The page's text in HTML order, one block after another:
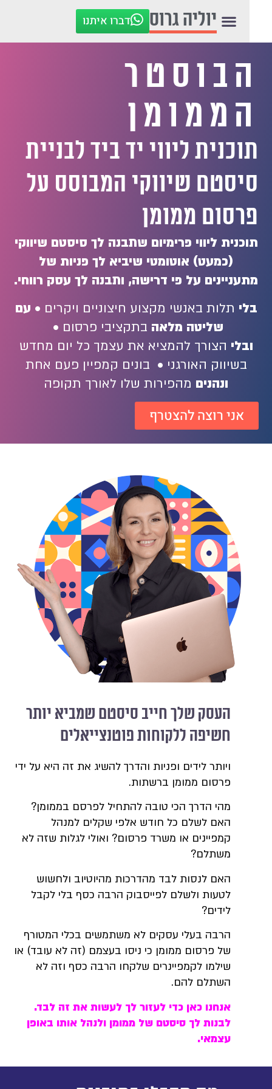
יוליה גרוס דברו איתנו
ליווי יד ביד לבניית
שיווקי המבוסס על
ממומן
ליווי פרימיום שתבנה לך סיסטם שיווקי
(כמעט) אוטומטי שיביא לך פניות של
על פי דרישה, ותבנה לך עסק רווחי.
תלות באנשי מקצוע חיצוניים ויקרים •עם
שליטה מלאהבתקציבי פרסום •
הצורך להמציא את עצמך כל יום מחדש
בשיווק האורגני • בונים קמפיין פעם אחת
ונהניםמהפירות שלו לאורך תקופה
אני רוצה להצטרף
העסק שלך חייב סיסטם שמביא יותר
חשיפה ללקוחות פוטנצייאלים
ויותר לידים ופניות והדרך להשיג את זה היא על ידי
פרסום ממומן ברשתות.
מהי הדרך הכי טובה להתחיל לפרסם בממומן?
האם לשלם כל חודש אלפי שקלים למנהל
קמפיינים או משרד פרסום? ואולי לגלות שזה לא
משתלם?
האם לנסות לבד מהדרכות מהיוטיוב ולחשוש
לטעות ולשלם לפייסבוק הרבה כסף בלי לקבל
לידים?
הרבה בעלי עסקים לא משתמשים בכלי המטורף
של פרסום ממומן כי ניסו בעצמם (זה לא עובד) או
שילמו לקמפיינרים שלקחו הרבה כסף וזה לא
השתלם להם.
אנחנו כאן כדי לעזור לך לעשות את זה לבד.
לבנות לך סיסטם של ממומן ולנהל אותו באופן
עצמאי.